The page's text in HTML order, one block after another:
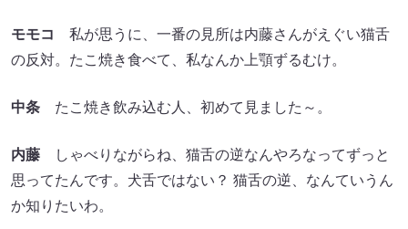
モモコ
私が思うに、一番の見所は内藤さんがえぐい猫舌
の反対。たこ焼き食べて、私なんか上顎ずるむけ。
中条 たこ焼き飲み込む人、初めて見ました～。
内藤 しゃべりながらね、猫舌の逆なんやろなってずっと
思ってたんです。犬舌ではない？ 猫舌の逆、なんていうん
か知りたいわ。